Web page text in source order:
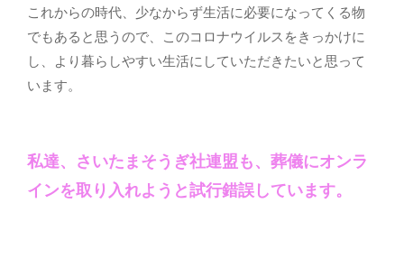
これからの時代、少なからず生活に必要になってくる物
でもあると思うので、このコロナウイルスをきっかけに
し、より暮らしやすい生活にしていただきたいと思って
います。
私達、さいたまそうぎ社連盟も、葬儀にオンラ
インを取り入れようと試行錯誤しています。